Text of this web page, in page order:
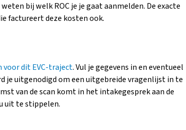
bij welk ROC je je gaat aanmelden. De exacte
factureert deze kosten ook.
voor dit EVC-traject. Vul je gegevens in en eventueel
je uitgenodigd om een uitgebreide vragenlijst in te
van de scan komt in het intakegesprek aan de
uit te stippelen.